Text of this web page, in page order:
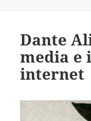
Dante
media e
internet